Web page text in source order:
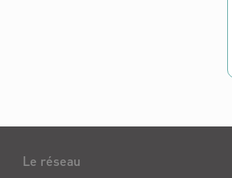
Le réseau